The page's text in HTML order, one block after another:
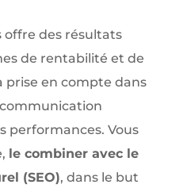
offre des résultats
de rentabilité et de
prise en compte dans
performances. Vous
le combiner avec le
(SEO), dans le but